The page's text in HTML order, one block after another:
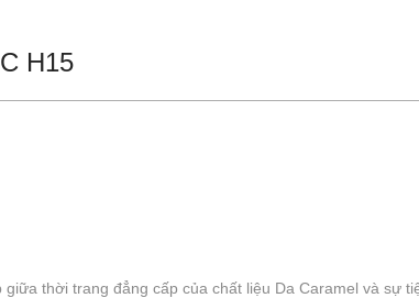
H15
thời trang đẳng cấp của chất liệu Da Caramel và sự